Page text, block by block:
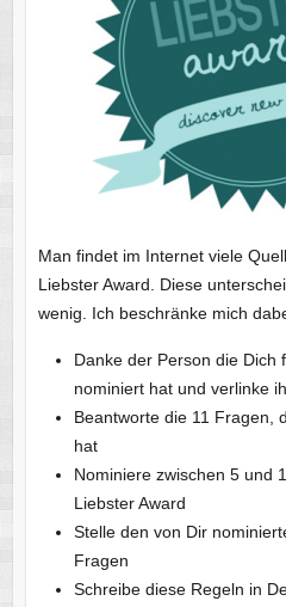
Man findet im Internet viele
Liebster Award. Diese
wenig. Ich beschränke mich
Danke der Person die Dich
nominiert hat und verlinke
Beantworte die 11 Fragen,
hat
Nominiere zwischen 5 und
Liebster Award
Stelle den von Dir
Fragen
Schreibe diese Regeln in